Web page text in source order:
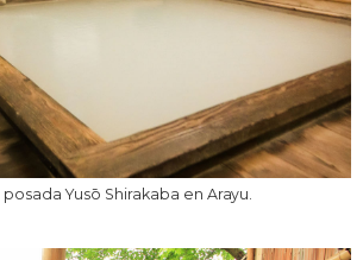
Yusō Shirakaba en Arayu.